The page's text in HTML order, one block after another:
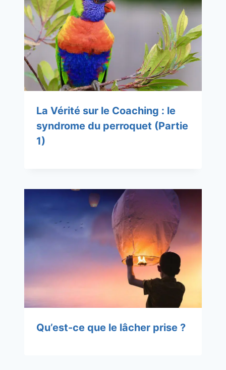
La Vérité sur le Coaching : le
syndrome du perroquet (Partie
1)
Qu’est-ce que le lâcher prise ?